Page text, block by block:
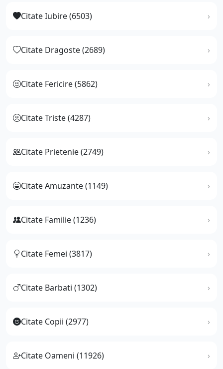
Citate Iubire (6503)
Citate Dragoste (2689)
Citate Fericire (5862)
Citate Triste (4287)
Citate Prietenie (2749)
Citate Amuzante (1149)
Citate Familie (1236)
Citate Femei (3817)
Citate Barbati (1302)
Citate Copii (2977)
Citate Oameni (11926)